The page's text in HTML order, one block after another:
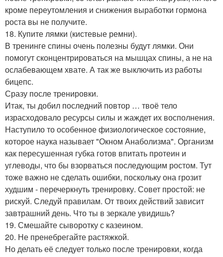
кроме переутомления и снижения выработки гормона
роста вы не получите.
18. Купите лямки (кистевые ремни).
В тренинге спины очень полезны будут лямки. Они
помогут сконцентрироваться на мышцах спины, а не на
ослабевающем хвате. А так же выключить из работы
бицепс.
Сразу после тренировки.
Итак, ты добил последний повтор … твоё тело
израсходовало ресурсы силы и жаждет их восполнения.
Наступило то особенное физиологическое состояние,
которое наука называет "Окном Анаболизма". Организм
как пересушенная губка готов впитать протеин и
углеводы, что бы взорваться последующим ростом. Тут
тоже важно не сделать ошибки, поскольку она грозит
худшим - перечеркнуть тренировку. Совет простой: не
рискуй. Следуй правилам. От твоих действий зависит
завтрашний день. Что ты в зеркале увидишь?
19. Смешайте сыворотку с казеином.
20. Не пренебрегайте растяжкой.
Но делать её следует только после тренировки, когда